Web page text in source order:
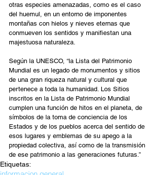
otras especies amenazadas, como es el caso
del huemul, en un entorno de imponentes
montañas con hielos y nieves eternas que
conmueven los sentidos y manifiestan una
majestuosa naturaleza.
Según la UNESCO, “la Lista del Patrimonio
Mundial es un legado de monumentos y sitios
de una gran riqueza natural y cultural que
pertenece a toda la humanidad. Los Sitios
inscritos en la Lista de Patrimonio Mundial
cumplen una función de hitos en el planeta, de
símbolos de la toma de conciencia de los
Estados y de los pueblos acerca del sentido de
esos lugares y emblemas de su apego a la
propiedad colectiva, así como de la transmisión
de ese patrimonio a las generaciones futuras.”
Etiquetas: